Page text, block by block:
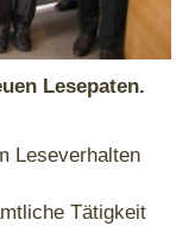
Lesepaten.
Leseverhalten
Tätigkeit